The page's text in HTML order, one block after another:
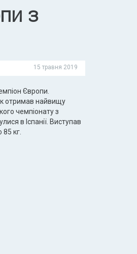
з
15 травня 2019
Європи.
отримав найвищу
чемпіонату з
в Іспанії. Виступав
85 кг.